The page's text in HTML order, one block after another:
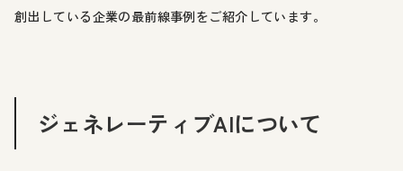
創出している企業の最前線事例をご紹介しています。
ジェネレーティブAIについて